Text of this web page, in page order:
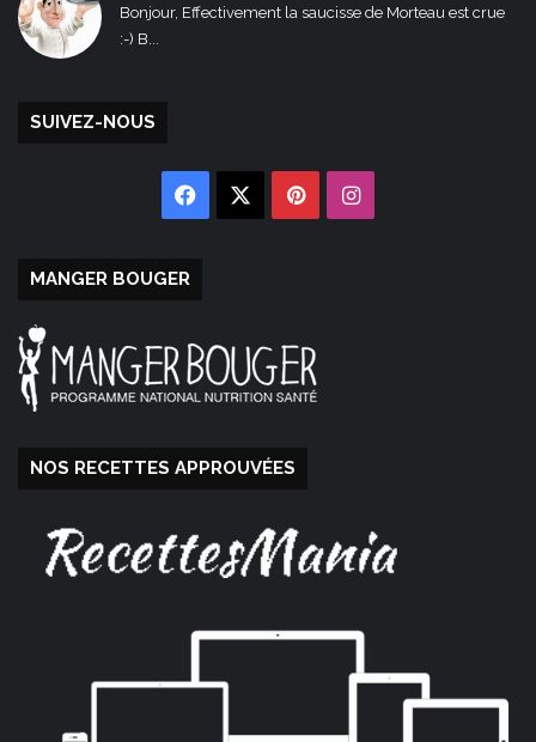
Bonjour, Effectivement la saucisse de Morteau est crue
:-) B...
SUIVEZ-NOUS
Facebook PinterestInstagram
MANGER BOUGER
NOS RECETTES APPROUVÉES